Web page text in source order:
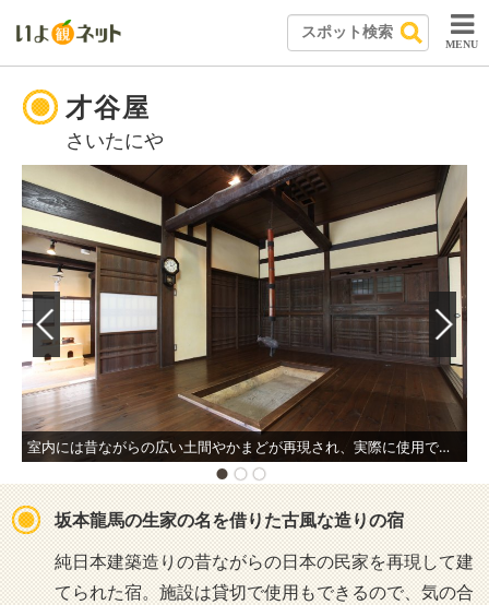
MENU
才谷屋
さいたにや
室内には昔ながらの広い土間やかまどが再現され、実際に使用できる囲炉裏もあり温かさと懐かしさのある空間を満喫できる。
坂本龍馬の生家の名を借りた古風な造りの宿
純日本建築造りの昔ながらの日本の民家を再現して建
てられた宿。施設は貸切で使用もできるので、気の合